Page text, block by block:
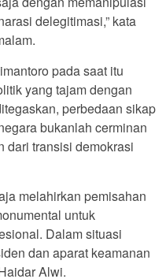
delegitimasi,” kata
pada saat itu
yang tajam dengan
perbedaan sikap
bukanlah cerminan
dari transisi demokrasi
melahirkan pemisahan
untuk
Dalam situasi
dan aparat keamanan
Alwi.